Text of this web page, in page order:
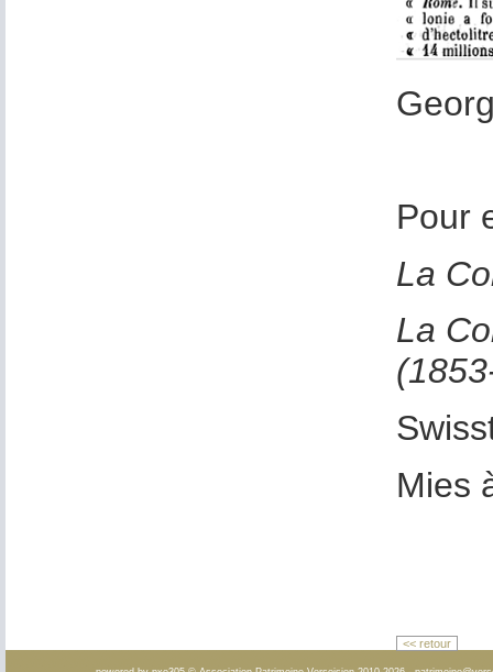
Pour
La
La
Mies
<< retour